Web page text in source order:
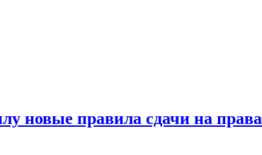
новые правила сдачи на права